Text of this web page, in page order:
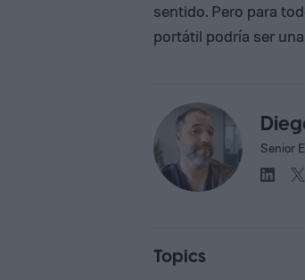
sentido. Pero para
portátil podría ser
Senior
Topics